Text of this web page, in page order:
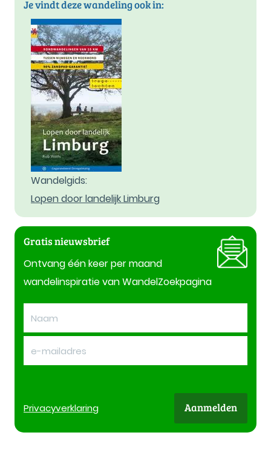
Je vindt deze wandeling ook in:
Wandelgids:
Lopen door landelijk Limburg
Gratis nieuwsbrief
Ontvang één keer per maand
wandelinspiratie van WandelZoekpagina
Privacyverklaring Aanmelden